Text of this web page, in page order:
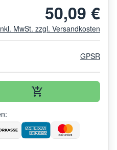
50,09 €
MwSt. zzgl. Versandkosten
GPSR